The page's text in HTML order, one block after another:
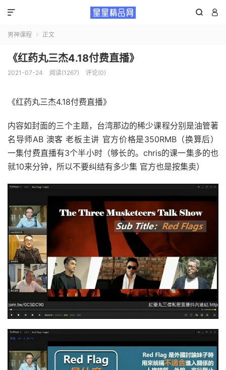
 

男神课程  正文
《红药丸三杰4.18付费直播》
2021-07-24 阅读(1267) 评论(0)
《红药丸三杰4.18付费直播》
内容如封面的三个主题，台湾那边的稀少课程分别是油管著
名导师AB 澳客 老板主讲 官方价格是350RMB（换算后）
一集付费直播有3个半小时（够长的。chris的课一集多的也
就10来分钟，所以不要纠结有多少集 官方也是按集卖）